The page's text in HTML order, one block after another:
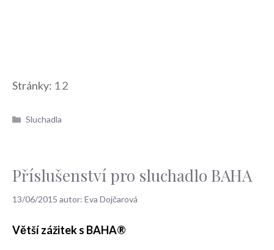
Stránky: 12
Rubriky
Sluchadla
Příslušenství pro sluchadlo BAHA
13/06/2015 autor: Eva Dojčarová
Větší zážitek s BAHA®